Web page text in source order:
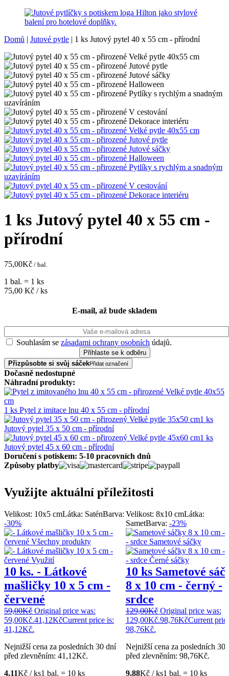
Domů | Jutové pytle | 1 ks Jutový pytel 40 x 55 cm - přírodní
1 ks Jutový pytel 40 x 55 cm -
přírodní
75,00Kč / bal.
1 bal. = 1 ks
75,00 Kč / ks
E-mail, až bude skladem
Souhlasím se zásadami ochrany osobních údajů.
Přizpůsobte si svůj sáčekPřidat označení
Dočasně nedostupné
Náhradní produkty:
1 ks Pytel z imitace lnu 40 x 55 cm - přírodní
1 ks
Jutový pytel 35 x 50 cm - přírodní
1 ks
Jutový pytel 45 x 60 cm - přírodní
Doručení s potiskem: 5-10 pracovních dnů
Způsoby platby
Využijte aktuální příležitosti
Velikost: 10x5 cmLátka: SaténBarva:
-30%
10 ks. - Látkové
mašličky 10 x 5 cm -
červené
59,00Kč Original price was:
59,00Kč.41,12KčCurrent price is:
41,12Kč.
Nejnižší cena za posledních 30 dní
před zlevněním: 41,12Kč.
4,11Kč / ks1 bal. = 10 ks
Velikost: 8x10 cmLátka:
SametBarva: -23%
10 ks Sametové
8 x 10 cm - černý -
srdce
129,00Kč Original price was:
129,00Kč.98,76KčCurrent
98,76Kč.
Nejnižší cena za posledních 30
před zlevněním: 98,76Kč.
9,88Kč / ks1 bal. = 10 ks